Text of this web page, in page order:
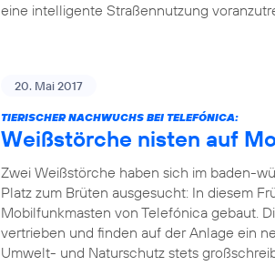
eine intelligente Straßennutzung
20. Mai 2017
TIERISCHER NACHWUCHS BEI TELEFÓNICA:
Weißstörche nisten auf
Zwei Weißstörche haben sich im baden-
Platz zum Brüten ausgesucht: In diesem
Mobilfunkmasten von Telefónica gebaut.
vertrieben und finden auf der Anlage ein
Umwelt- und Naturschutz stets